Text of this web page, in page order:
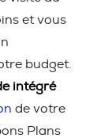
et vous
budget.
intégré
de votre
Plans